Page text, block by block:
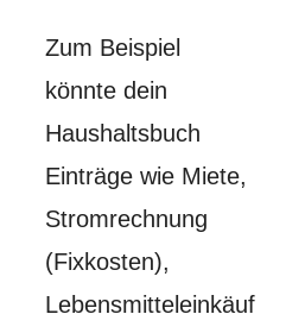
Zum Beispiel
könnte dein
Haushaltsbuch
Einträge wie Miete,
Stromrechnung
(Fixkosten),
Lebensmitteleinkäuf